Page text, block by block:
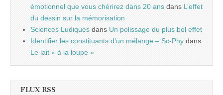
émotionnel que vous chérirez dans 20 ans dans L’effet
du dessin sur la mémorisation
Sciences Ludiques dans Un polissage du plus bel effet
Identifier les constituants d’un mélange – Sc-Phy dans
Le lait « à la loupe »
FLUX RSS